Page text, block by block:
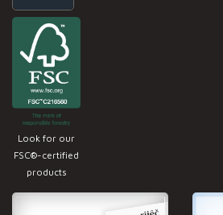
Look for our
FSC®-certified
products